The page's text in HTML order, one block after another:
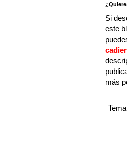
Si
este
más